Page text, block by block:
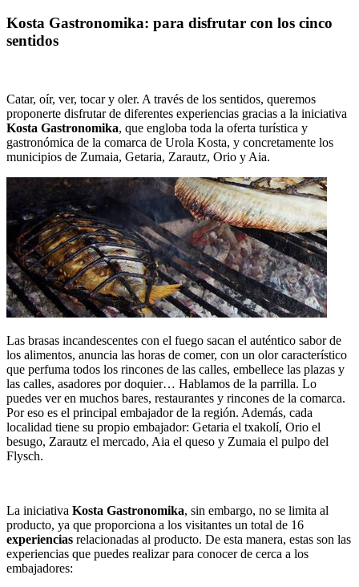
Kosta Gastronomika: para disfrutar con los cinco
sentidos
Catar, oír, ver, tocar y oler. A través de los sentidos, queremos
proponerte disfrutar de diferentes experiencias gracias a la iniciativa
Kosta Gastronomika, que engloba toda la oferta turística y
gastronómica de la comarca de Urola Kosta, y concretamente los
municipios de Zumaia, Getaria, Zarautz, Orio y Aia.
Las brasas incandescentes con el fuego sacan el auténtico sabor de
los alimentos, anuncia las horas de comer, con un olor característico
que perfuma todos los rincones de las calles, embellece las plazas y
las calles, asadores por doquier… Hablamos de la parrilla. Lo
puedes ver en muchos bares, restaurantes y rincones de la comarca.
Por eso es el principal embajador de la región. Además, cada
localidad tiene su propio embajador: Getaria el txakolí, Orio el
besugo, Zarautz el mercado, Aia el queso y Zumaia el pulpo del
Flysch.
La iniciativa Kosta Gastronomika, sin embargo, no se limita al
producto, ya que proporciona a los visitantes un total de 16
experiencias relacionadas al producto. De esta manera, estas son las
experiencias que puedes realizar para conocer de cerca a los
embajadores: